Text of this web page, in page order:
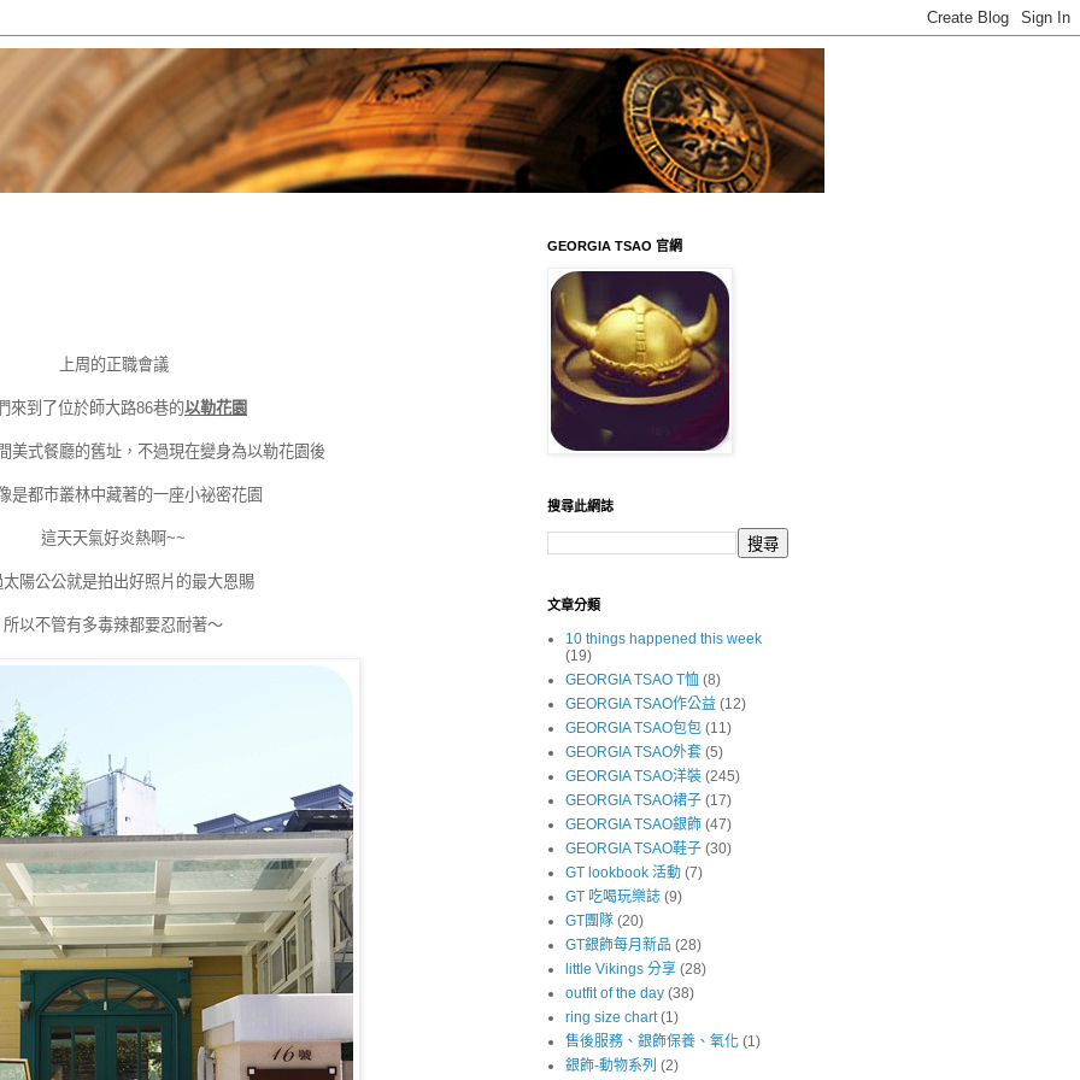
上周的正職會議
來到了位於師大路86巷的以勒花園
美式餐廳的舊址，不過現在變身為以勒花園後
是都市叢林中藏著的一座小祕密花園
這天天氣好炎熱啊~~
太陽公公就是拍出好照片的最大恩賜
所以不管有多毒辣都要忍耐著～
GEORGIA TSAO 官網
搜尋此網誌
文章分類
10 things happened this week
(19)
GEORGIA TSAO T恤 (8)
GEORGIA TSAO作公益 (12)
GEORGIA TSAO包包 (11)
GEORGIA TSAO外套 (5)
GEORGIA TSAO洋裝 (245)
GEORGIA TSAO裙子 (17)
GEORGIA TSAO銀飾 (47)
GEORGIA TSAO鞋子 (30)
GT lookbook 活動 (7)
GT 吃喝玩樂誌 (9)
GT團隊 (20)
GT銀飾每月新品 (28)
little Vikings 分享 (28)
outfit of the day (38)
ring size chart (1)
售後服務、銀飾保養、氧化 (1)
銀飾-動物系列 (2)